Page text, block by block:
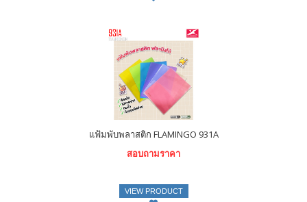
แฟ้มพับพลาสติก FLAMINGO 931A
สอบถามราคา
VIEW PRODUCT